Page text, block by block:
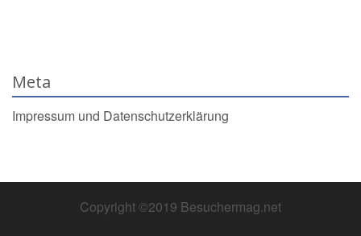
Meta
Impressum und Datenschutzerklärung
Copyright ©2019 Besuchermag.net